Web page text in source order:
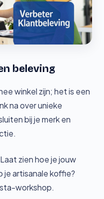
beleving
winkel zijn; het is een
na over unieke
bij je merk en
Laat zien hoe je jouw
artisanale koffie?
workshop.